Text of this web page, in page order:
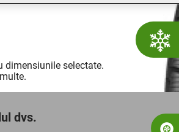
dimensiunile selectate.
dvs.